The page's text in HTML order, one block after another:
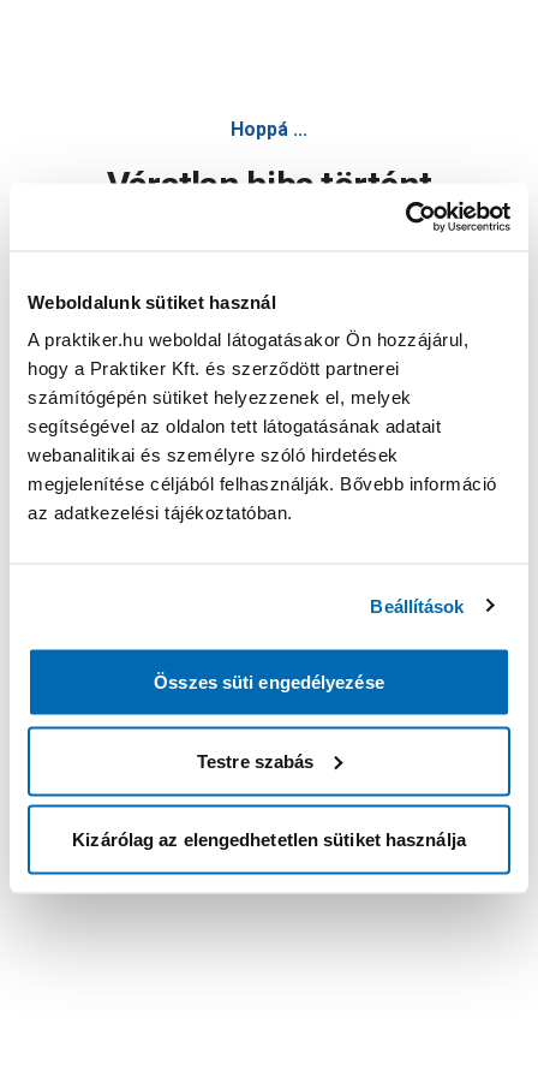
Weboldalunk sütiket használ
A praktiker.hu weboldal látogatásakor Ön hozzájárul,
hogy a Praktiker Kft. és szerződött partnerei
számítógépén sütiket helyezzenek el, melyek
segítségével az oldalon tett látogatásának adatait
webanalitikai és személyre szóló hirdetések
megjelenítése céljából felhasználják. Bővebb információ
az adatkezelési tájékoztatóban.
Beállítások
Összes süti engedélyezése
Testre szabás
Kizárólag az elengedhetetlen sütiket használja
Hoppá ...
Váratlan hiba történt
Oldal újratöltése